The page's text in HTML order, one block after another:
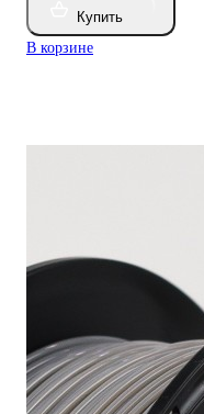
Купить
В корзине